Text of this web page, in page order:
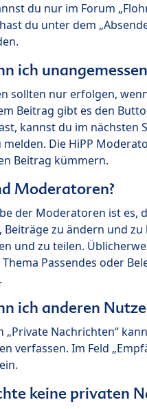
du nur im Forum
du unter dem
ich
sollten nur erfolgen,
Beitrag gibt es den
kannst du im nächsten
melden. Die HiPP
Beitrag kümmern.
Moderatoren?
der Moderatoren ist es,
Beiträge zu ändern und
und zu teilen.
Passendes oder
ich anderen
„Private Nachrichten“
verfassen. Im Feld
keine privaten